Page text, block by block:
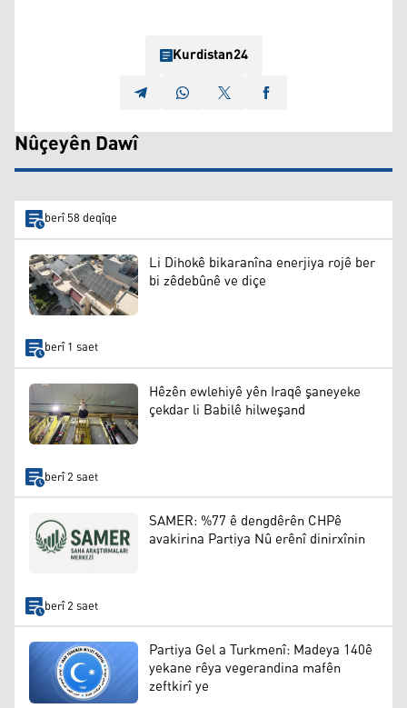
Kurdistan24
Nûçeyên Dawî
berî 58 deqîqe
Li Dihokê bikaranîna enerjiya rojê ber
bi zêdebûnê ve diçe
berî 1 saet
Hêzên ewlehiyê yên Iraqê şaneyeke
çekdar li Babilê hilweşand
berî 2 saet
SAMER: %77 ê dengdêrên CHPê
avakirina Partiya Nû erênî dinirxînin
berî 2 saet
Partiya Gel a Turkmenî: Madeya 140ê
yekane rêya vegerandina mafên
zeftkirî ye